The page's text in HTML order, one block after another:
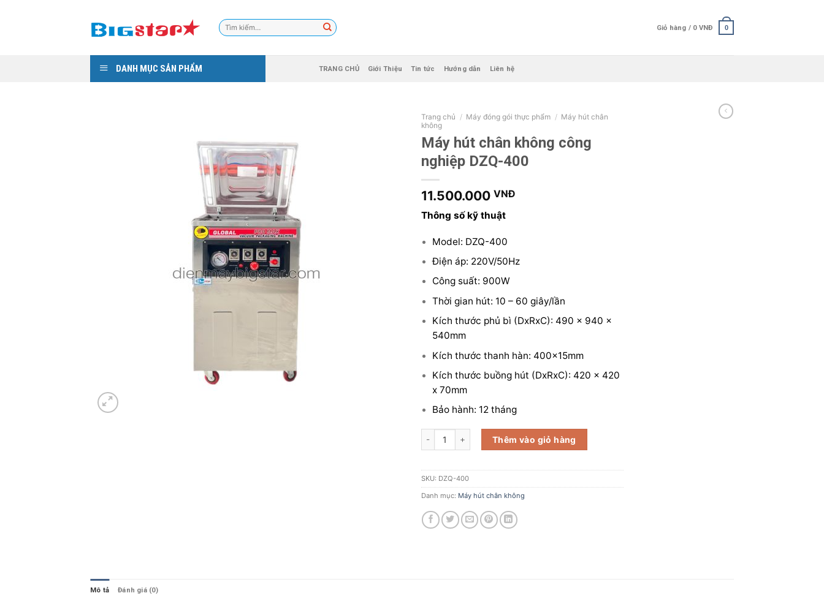
Tìm
kiếm:
Giỏ hàng / 0 VNĐ 0
DANH MỤC SẢN PHẨM TRANG CHỦ Giới Thiệu Tin tức Hướng dẫn Liên hệ
Trang chủ / Máy đóng gói thực phẩm / Máy hút chân
không
Máy hút chân không công
nghiệp DZQ-400
11.500.000 VNĐ
Thông số kỹ thuật
Model: DZQ-400
Điện áp: 220V/50Hz
Công suất: 900W
Thời gian hút: 10 – 60 giây/lần
Kích thước phủ bì (DxRxC): 490 x 940 x
540mm
Kích thước thanh hàn: 400x15mm
Kích thước buồng hút (DxRxC): 420 x 420
x 70mm
Bảo hành: 12 tháng
Máy hút chân không công nghiệp DZQ-400 số lượng
Thêm vào giỏ hàng
SKU: DZQ-400
Danh mục: Máy hút chân không
Mô tả Đánh giá (0)